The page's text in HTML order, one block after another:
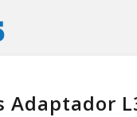
Adaptador